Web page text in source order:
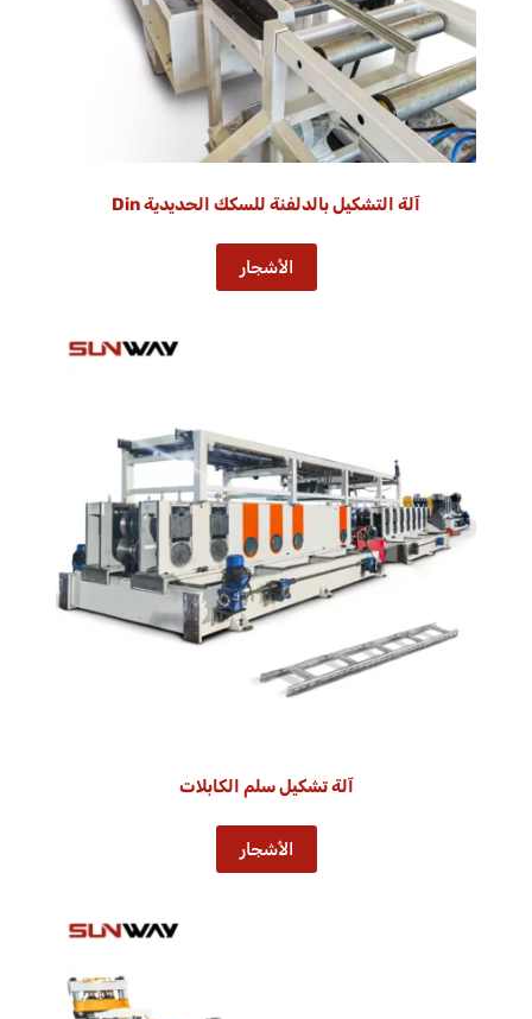
آلة التشكيل بالدلفنة للسكك الحديدية Din
الأشجار
آلة تشكيل سلم الكابلات
الأشجار